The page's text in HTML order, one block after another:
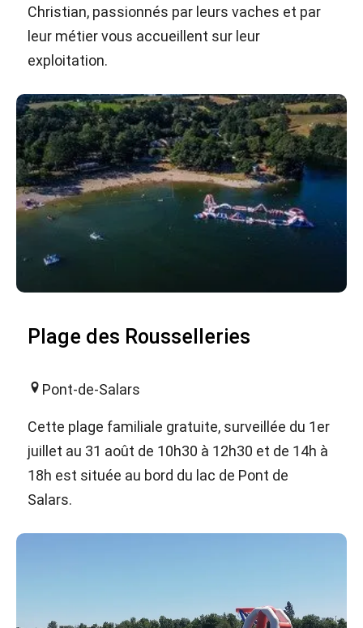
Christian, passionnés par leurs vaches et par
leur métier vous accueillent sur leur
exploitation.
Plage des Rousselleries
Pont-de-Salars
Cette plage familiale gratuite, surveillée du 1er
juillet au 31 août de 10h30 à 12h30 et de 14h à
18h est située au bord du lac de Pont de
Salars.